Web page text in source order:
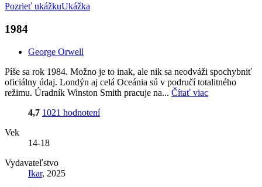
Pozrieť ukážkuUkážka
1984
George Orwell
Píše sa rok 1984. Možno je to inak, ale nik sa neodváži spochybniť
oficiálny údaj. Londýn aj celá Oceánia sú v područí totalitného
režimu. Úradník Winston Smith pracuje na... Čítať viac
4,7 1021 hodnotení
Vek
14-18
Vydavateľstvo
Ikar, 2025